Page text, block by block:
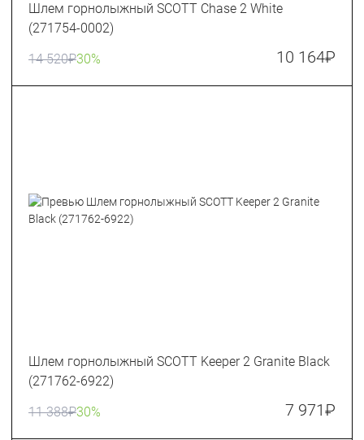
Шлем горнолыжный SCOTT Chase 2 White
(271754-0002)
14 520₽30% 10 164₽
Шлем горнолыжный SCOTT Keeper 2 Granite Black
(271762-6922)
11 388₽30% 7 971₽